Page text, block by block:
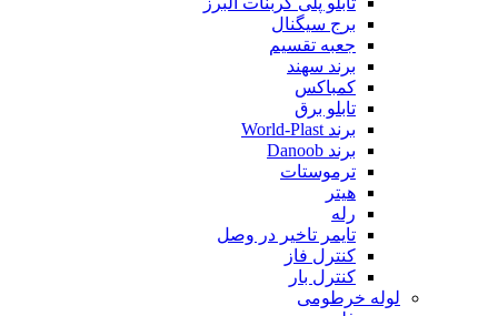
برج سیگنال
جعبه تقسیم
برند سهند
کمباکس
تابلو برق
برند World-Plast
برند Danoob
ترموستات
هیتر
رله
تایمر تاخیر در وصل
کنترل فاز
کنترل بار
لوله خرطومی